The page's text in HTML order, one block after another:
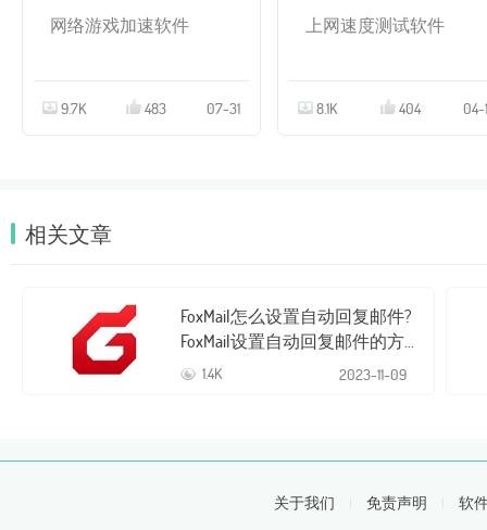
网络游戏加速软件
9.7K 483 07-31
上网速度测试软件
8.1K 404 04-
相关文章
FoxMail怎么设置自动回复邮件?
FoxMail设置自动回复邮件的方
法 1.4K 2023-11-09
关于我们 免责声明 软